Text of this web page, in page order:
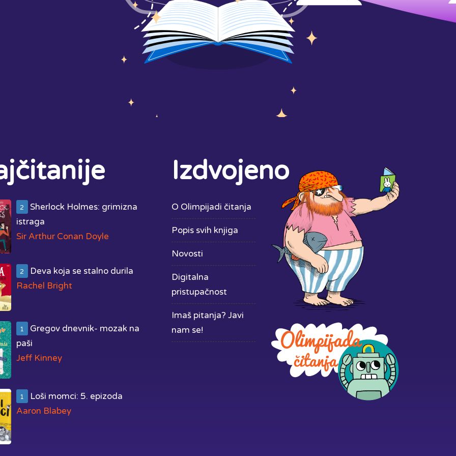
2
Sherlock Holmes: grimizna
istraga
Sir Arthur Conan Doyle
2
Deva koja se stalno durila
Rachel Bright
1
Gregov dnevnik- mozak na
paši
Jeff Kinney
1
Loši momci: 5. epizoda
Aaron Blabey
Izdvojeno
O Olimpijadi čitanja
Popis svih knjiga
Novosti
Digitalna
pristupačnost
Imaš pitanja? Javi
nam se!